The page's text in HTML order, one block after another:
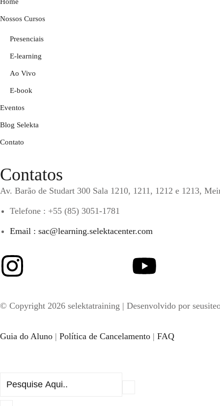
Nossos Cursos
Presenciais
E-learning
Ao Vivo
E-book
Eventos
Blog Selekta
Contato
Contatos
Av. Barão de Studart 300 Sala 1210, 1211, 1212 e 1213,
Telefone : +55 (85) 3051-1781
Email : sac@learning.selektacenter.com
© Copyright 2026 selektatraining | Desenvolvido por
Guia do Aluno | Política de Cancelamento | FAQ